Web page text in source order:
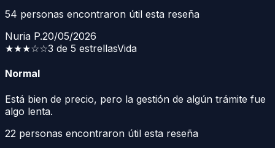
54 personas encontraron útil esta reseña
Nuria P.20/05/2026
★★★☆☆3 de 5 estrellasVida
Normal
Está bien de precio, pero la gestión de algún trámite fue
algo lenta.
22 personas encontraron útil esta reseña